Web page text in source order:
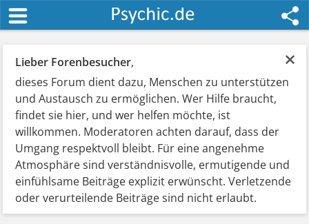
×
Lieber Forenbesucher,
dieses Forum dient dazu, Menschen zu unterstützen
und Austausch zu ermöglichen. Wer Hilfe braucht,
findet sie hier, und wer helfen möchte, ist
willkommen. Moderatoren achten darauf, dass der
Umgang respektvoll bleibt. Für eine angenehme
Atmosphäre sind verständnisvolle, ermutigende und
einfühlsame Beiträge explizit erwünscht. Verletzende
oder verurteilende Beiträge sind nicht erlaubt.